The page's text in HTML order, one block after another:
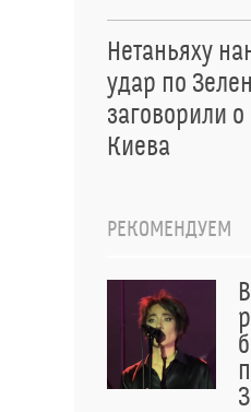
Нетаньяху
удар по
заговорили
Киева
РЕКОМЕНДУЕМ